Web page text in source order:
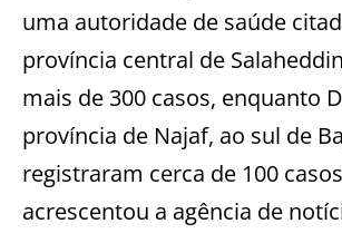
uma autoridade de saúde
província central de
mais de 300 casos, enquanto
província de Najaf, ao sul de
registraram cerca de 100
acrescentou a agência de